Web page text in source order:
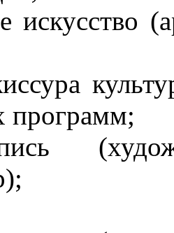
искусство
программ;